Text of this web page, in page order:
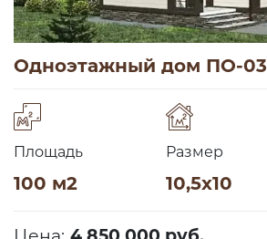
Одноэтажный дом ПО-03
Площадь
100 м2
Размер
10,5х10